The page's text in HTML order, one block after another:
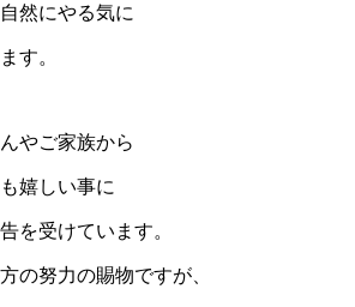
然にやる気に
す。
やご家族から
嬉しい事に
を受けています。
の努力の賜物ですが、